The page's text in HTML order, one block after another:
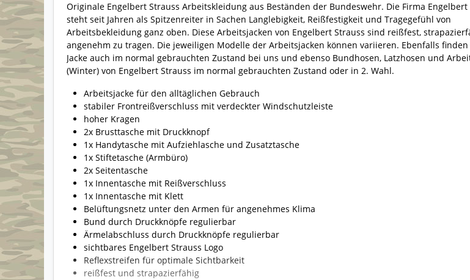
Originale Engelbert Strauss Arbeitskleidung aus Beständen der Bundeswehr. Die Firma Engelbert
steht seit Jahren als Spitzenreiter in Sachen Langlebigkeit, Reißfestigkeit und Tragegefühl von
Arbeitsbekleidung ganz oben. Diese Arbeitsjacken von Engelbert Strauss sind reißfest,
angenehm zu tragen. Die jeweiligen Modelle der Arbeitsjacken können variieren. Ebenfalls finden
Jacke auch im normal gebrauchten Zustand bei uns und ebenso Bundhosen, Latzhosen und
(Winter) von Engelbert Strauss im normal gebrauchten Zustand oder in 2. Wahl.
Arbeitsjacke für den alltäglichen Gebrauch
stabiler Frontreißverschluss mit verdeckter Windschutzleiste
hoher Kragen
2x Brusttasche mit Druckknopf
1x Handytasche mit Aufziehlasche und Zusatztasche
1x Stiftetasche (Armbüro)
2x Seitentasche
1x Innentasche mit Reißverschluss
1x Innentasche mit Klett
Belüftungsnetz unter den Armen für angenehmes Klima
Bund durch Druckknöpfe regulierbar
Ärmelabschluss durch Druckknöpfe regulierbar
sichtbares Engelbert Strauss Logo
Reflexstreifen für optimale Sichtbarkeit
reißfest und strapazierfähig